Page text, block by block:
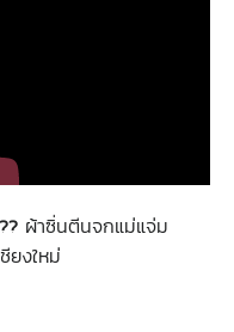
ผ้าซิ่นตีนจกแม่แจ่ม
ยงใหม่